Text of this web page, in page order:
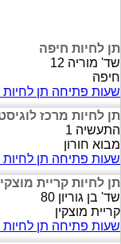
תן לחיות חיפה
שד' מוריה 12
חיפה
שעות פתיחה תן לחיות
תן לחיות מרכז
התעשיה 1
מבוא חורון
שעות פתיחה תן לחיות
תן לחיות קריית
שד' בן גוריון 80
קריית מוצקין
שעות פתיחה תן לחיות